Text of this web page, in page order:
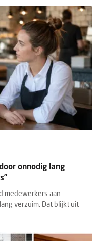
onnodig lang
medewerkers aan
verzuim. Dat blijkt uit